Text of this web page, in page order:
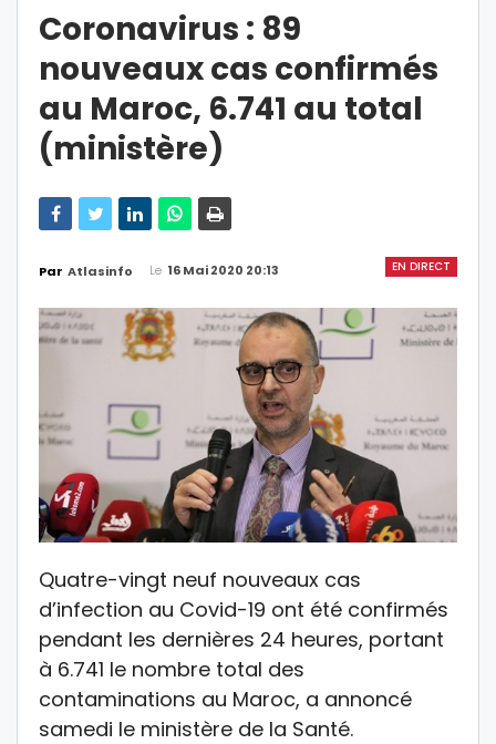
Coronavirus : 89
nouveaux cas confirmés
au Maroc, 6.741 au total
(ministère)
EN DIRECT
Par Atlasinfo Le 16 Mai 2020 20:13
Quatre-vingt neuf nouveaux cas
d’infection au Covid-19 ont été confirmés
pendant les dernières 24 heures, portant
à 6.741 le nombre total des
contaminations au Maroc, a annoncé
samedi le ministère de la Santé.